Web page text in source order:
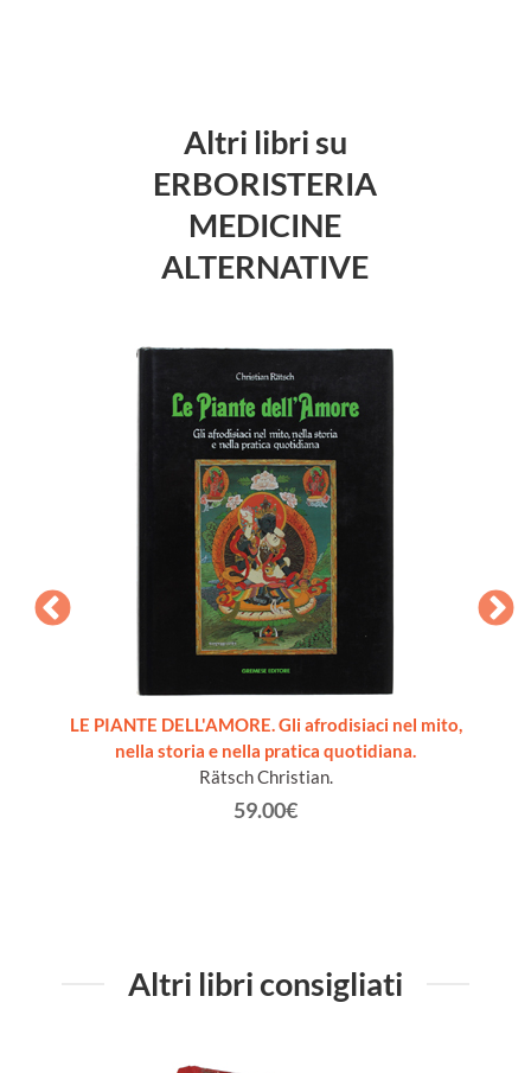
Altri libri su
ERBORISTERIA
MEDICINE
ALTERNATIVE
LE PIANTE DELL'AMORE. Gli afrodisiaci nel mito,
nella storia e nella pratica quotidiana.
Rätsch Christian.
59.00€
Altri libri consigliati